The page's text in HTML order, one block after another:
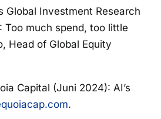
Global Investment Research
Too much spend, too little
Head of Global Equity
Capital (Juni 2024): AI’s
.